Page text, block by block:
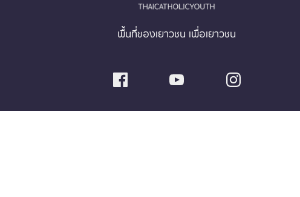
พื้นที่ของเยาวชน เพื่อเยาวชน